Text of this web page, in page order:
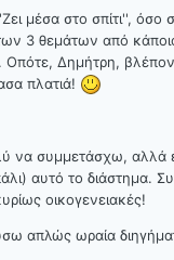
μέσα στο σπίτι'', όσο
3 θεμάτων από
Δημήτρη,
πλατιά!
να συμμετάσχω, αλλά
αυτό το διάστημα.
οικογενειακές!
απλώς ωραία